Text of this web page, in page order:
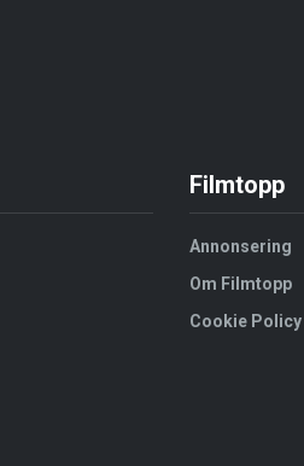
Filmtopp
Annonsering
Om Filmtopp
Cookie Policy